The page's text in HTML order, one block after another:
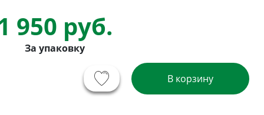
950 руб.
За упаковку
В корзину